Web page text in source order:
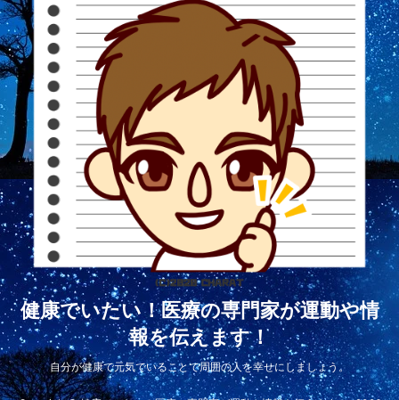
健康でいたい！医療の専門家が運動や情
報を伝えます！
自分が健康で元気でいることで周囲の人を幸せにしましょう。